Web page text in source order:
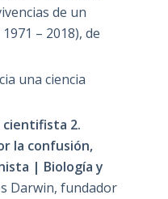
de un
– 2018), de
una ciencia
2.
la confusión,
| Biología y
Darwin, fundador